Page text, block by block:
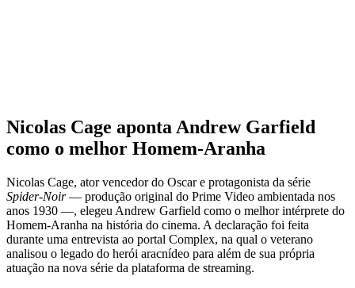
Nicolas Cage aponta Andrew Garfield
como o melhor Homem-Aranha
Nicolas Cage, ator vencedor do Oscar e protagonista da série
Spider-Noir— produção original do Prime Video ambientada nos
anos 1930 —, elegeu Andrew Garfield como o melhor intérprete do
Homem-Aranha na história do cinema. A declaração foi feita
durante uma entrevista ao portal Complex, na qual o veterano
analisou o legado do herói aracnídeo para além de sua própria
atuação na nova série da plataforma de streaming.